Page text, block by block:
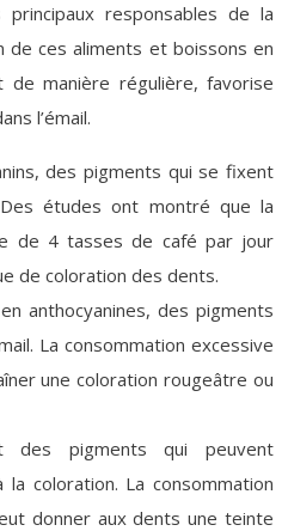
responsables de la
de ces aliments et boissons en
manière régulière, favorise
l’émail.
des pigments qui se fixent
Des études ont montré que la
de 4 tasses de café par jour
de coloration des dents.
anthocyanines, des pigments
La consommation excessive
une coloration rougeâtre ou
des pigments qui peuvent
coloration. La consommation
donner aux dents une teinte